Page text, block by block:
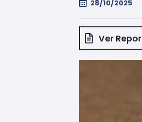
28/10/2025
Ver